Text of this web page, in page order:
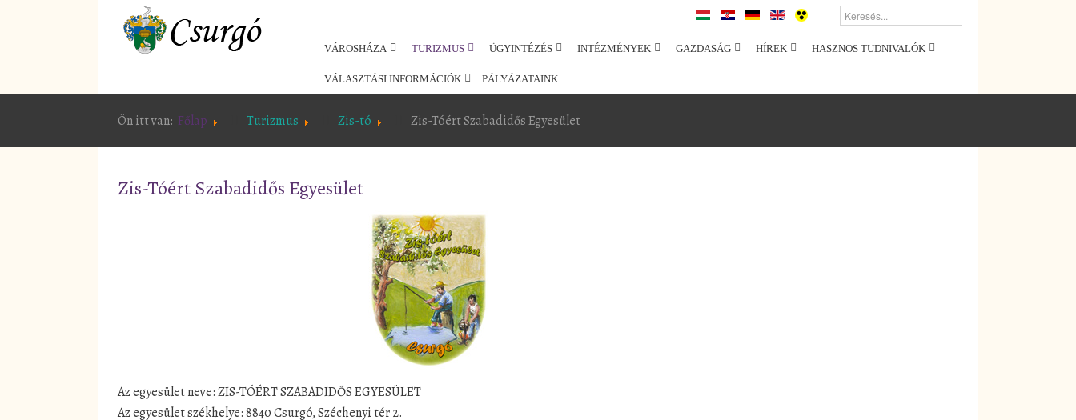
VÁROSHÁZA TURIZMUS ÜGYINTÉZÉS INTÉZMÉNYEK GAZDASÁG HÍREK HASZNOS TUDNIVALÓK
VÁLASZTÁSI INFORMÁCIÓK PÁLYÁZATAINK
Ön itt van: Főlap Turizmus Zis-tó Zis-Tóért Szabadidős Egyesület
Zis-Tóért Szabadidős Egyesület
Az egyesület neve: ZIS-TÓÉRT SZABADIDŐS EGYESÜLET
Az egyesület székhelye: 8840 Csurgó, Széchenyi tér 2.